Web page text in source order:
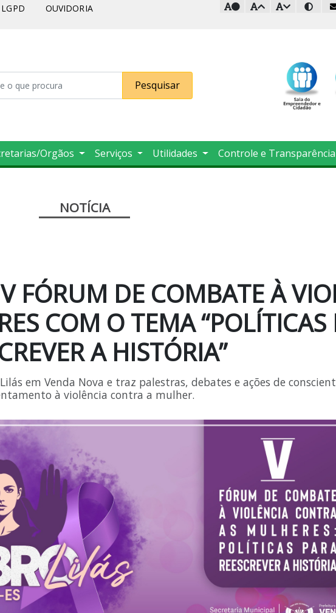
OUVIDORIA
Pesquisar
Orgãos Serviços Utilidades Controle e Transparência
NOTÍCIA
FÓRUM DE COMBATE À
COM O TEMA “POLÍTICAS
A HISTÓRIA”
em Venda Nova e traz palestras, debates e ações de
à violência contra a mulher.